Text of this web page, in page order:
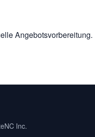
Angebotsvorbereitung.
Inc.